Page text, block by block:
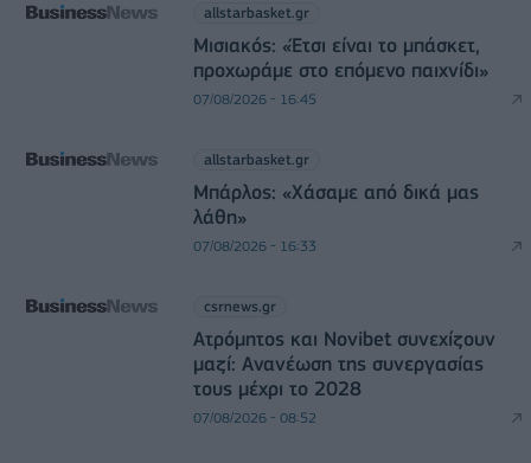
allstarbasket.gr
Μισιακός: «Έτσι είναι το μπάσκετ,
προχωράμε στο επόμενο παιχνίδι»
07/08/2026 - 16:45
allstarbasket.gr
Μπάρλος: «Χάσαμε από δικά μας
λάθη»
07/08/2026 - 16:33
csrnews.gr
Ατρόμητος και Novibet συνεχίζουν
μαζί: Ανανέωση της συνεργασίας
τους μέχρι το 2028
07/08/2026 - 08:52